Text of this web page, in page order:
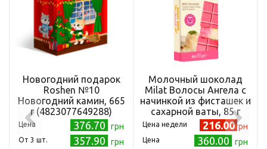
Новогодний подарок
Roshen №10
Новогодний камин, 665
г (4823077649288)
Цена 376.70 грн
Oт 3 шт. 357.90 грн
Молочный шоколад
Milat Волосы Ангела с
начинкой из фисташек и
сахарной ваты, 85 г
(8681413232145)
Цена недели 216.00грн
Цена 360.00 грн